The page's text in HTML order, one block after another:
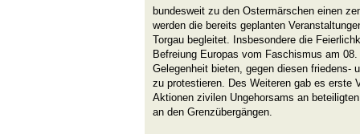
bundesweit zu den Ostermärschen einen
werden die bereits geplanten
Torgau begleitet. Insbesondere die
Befreiung Europas vom Faschismus am
Gelegenheit bieten, gegen diesen friedens-
zu protestieren. Des Weiteren gab es erste
Aktionen zivilen Ungehorsams an
an den Grenzübergängen.